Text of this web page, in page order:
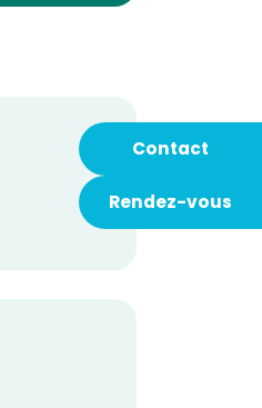
Contact
Rendez-vous